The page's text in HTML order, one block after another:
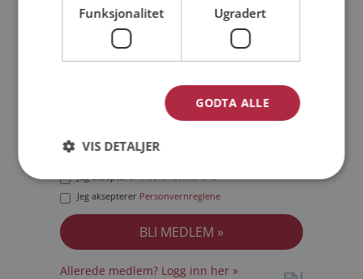
Min alder:
Jeg akseptererMedlemsvilkårene
Jeg aksepterer Personvernreglene
Allerede medlem? Logg inn her »
Funksjonalitet Ugradert
GODTA ALLE
VIS DETALJER